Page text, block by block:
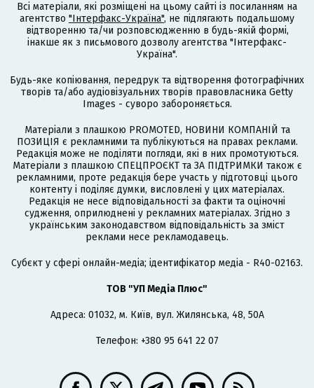
Всі матеріали, які розміщені на цьому сайті із посиланням на
агентство "Інтерфакс-Україна", не підлягають подальшому
відтворенню та/чи розповсюдженню в будь-якій формі,
інакше як з письмового дозволу агентства "Інтерфакс-
Україна".
Будь-яке копіювання, передрук та відтворення фотографічних
творів та/або аудіовізуальних творів правовласника Getty
Images - суворо забороняється.
Матеріали з плашкою PROMOTED, НОВИНИ КОМПАНІЙ та
ПОЗИЦІЯ є рекламними та публікуються на правах реклами.
Редакція може не поділяти погляди, які в них промотуються.
Матеріали з плашкою СПЕЦПРОЄКТ та ЗА ПІДТРИМКИ також є
рекламними, проте редакція бере участь у підготовці цього
контенту і поділяє думки, висловлені у цих матеріалах.
Редакція не несе відповідальності за факти та оціночні
судження, оприлюднені у рекламних матеріалах. Згідно з
українським законодавством відповідальність за зміст
реклами несе рекламодавець.
Cубєкт у сфері онлайн-медіа; ідентифікатор медіа - R40-02163.
ТОВ "УП Медіа Плюс"
Адреса: 01032, м. Київ, вул. Жилянська, 48, 50А
Телефон: +380 95 641 22 07